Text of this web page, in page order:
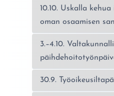
10.10. Uskalla
oman osaamisen
3.–4.10.
30.9.